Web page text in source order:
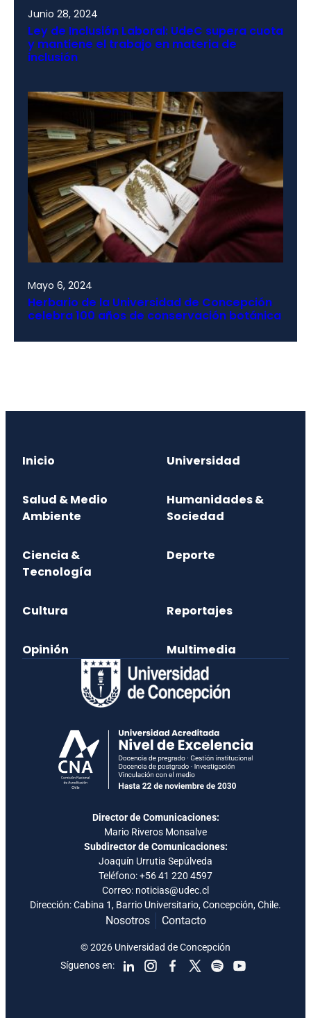
Junio 28, 2024
Ley de Inclusión Laboral: UdeC supera cuota
y mantiene el trabajo en materia de
inclusión
Mayo 6, 2024
Herbario de la Universidad de Concepción
celebra 100 años de conservación botánica
Inicio Universidad
Salud & Medio
Ambiente
Humanidades &
Sociedad
Ciencia &
Tecnología
Deporte
Cultura Reportajes
Opinión Multimedia
Director de Comunicaciones:
Mario Riveros Monsalve
Subdirector de Comunicaciones:
Joaquín Urrutia Sepúlveda
Teléfono:+56 41 220 4597
Correo: noticias@udec.cl
Dirección: Cabina 1, Barrio Universitario, Concepción, Chile.
Nosotros Contacto
Síguenos en:
© 2026 Universidad de Concepción